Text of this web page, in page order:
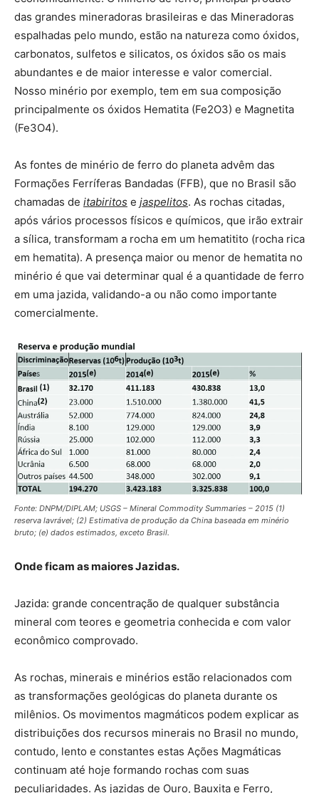
das grandes mineradoras brasileiras e das Mineradoras
espalhadas pelo mundo, estão na natureza como óxidos,
carbonatos, sulfetos e silicatos, os óxidos são os mais
abundantes e de maior interesse e valor comercial.
Nosso minério por exemplo, tem em sua composição
principalmente os óxidos Hematita (Fe2O3) e Magnetita
(Fe3O4).
As fontes de minério de ferro do planeta advêm das
Formações Ferríferas Bandadas (FFB), que no Brasil são
chamadas de itabiritos e jaspelitos. As rochas citadas,
após vários processos físicos e químicos, que irão extrair
a sílica, transformam a rocha em um hematitito (rocha rica
em hematita). A presença maior ou menor de hematita no
minério é que vai determinar qual é a quantidade de ferro
em uma jazida, validando-a ou não como importante
comercialmente.
Fonte: DNPM/DIPLAM; USGS – Mineral Commodity Summaries – 2015 (1)
reserva lavrável; (2) Estimativa de produção da China baseada em minério
bruto; (e) dados estimados, exceto Brasil.
Onde ficam as maiores Jazidas.
Jazida: grande concentração de qualquer substância
mineral com teores e geometria conhecida e com valor
econômico comprovado.
As rochas, minerais e minérios estão relacionados com
as transformações geológicas do planeta durante os
milênios. Os movimentos magmáticos podem explicar as
distribuições dos recursos minerais no Brasil no mundo,
contudo, lento e constantes estas Ações Magmáticas
continuam até hoje formando rochas com suas
peculiaridades. As jazidas de Ouro, Bauxita e Ferro,